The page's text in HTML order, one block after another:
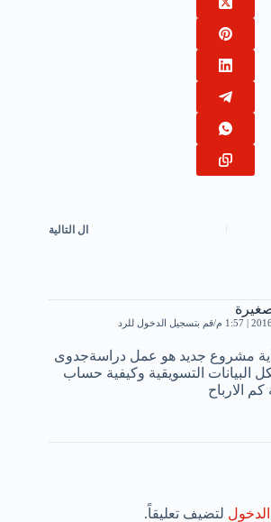
ال التالية
قم بتسجيل الدخول للرد
مشروع جديد هو عمل دراسةجدوى
البيانات التسويقية وكيفية حساب
الارباح
لتضيف تعليقاً.